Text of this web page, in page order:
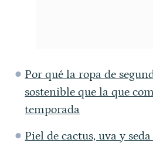
Por qué la ropa de
sostenible que la que
temporada
Piel de cactus, uva y